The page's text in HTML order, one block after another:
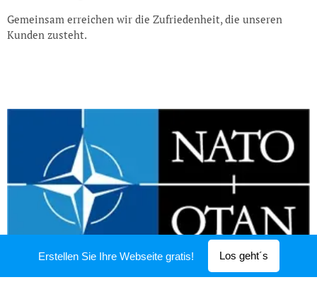
Gemeinsam erreichen wir die Zufriedenheit, die unseren
Kunden zusteht.
Erstellen Sie Ihre Webseite gratis! Los geht´s